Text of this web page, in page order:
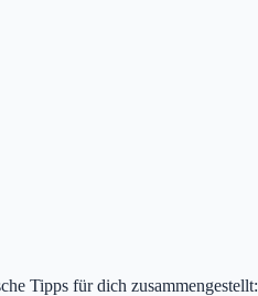
Tipps für dich zusammengestellt: